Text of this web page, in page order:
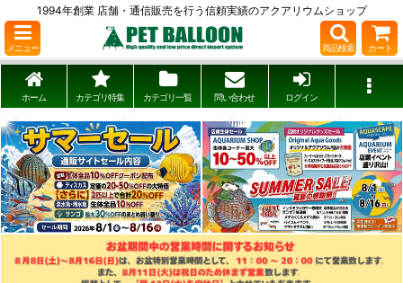
1994年創業 店舗・通信販売を行う信頼実績のアクアリウムショップ
メニュー 商品検索 カート
ホーム カテゴリ特集 カテゴリ一覧 問い合わせ ログイン